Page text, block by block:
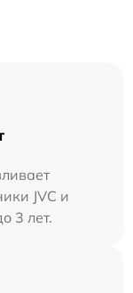
JVC и
3 лет.